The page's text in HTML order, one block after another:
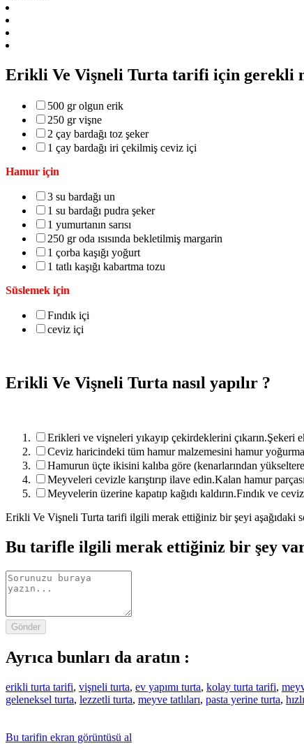
Erikli Ve Vişneli Turta tarifi için gerekli
500 gr olgun erik
250 gr vişne
2 çay bardağı toz şeker
1 çay bardağı iri çekilmiş ceviz içi
Hamur için
3 su bardağı un
1 su bardağı pudra şeker
1 yumurtanın sarısı
250 gr oda ısısında bekletilmiş margarin
1 çorba kaşığı yoğurt
1 tatlı kaşığı kabartma tozu
Süslemek için
Fındık içi
ceviz içi
Erikli Ve Vişneli Turta nasıl yapılır ?
Erikleri ve vişneleri yıkayıp çekirdeklerini çıkarın.Şekeri
Ceviz haricindeki tüm hamur malzemesini hamur
Hamurun üçte ikisini kalıba göre (kenarlarından
Meyveleri cevizle karıştırıp ilave edin.Kalan hamur
Meyvelerin üzerine kapatıp kağıdı kaldırın.Fındık ve
Erikli Ve Vişneli Turta tarifi ilgili merak ettiğiniz bir şeyi aşağıdaki
Bu tarifle ilgili merak ettiğiniz bir şey var
Gönder
Ayrıca bunları da aratın :
erikli turta tarifi, vişneli turta, ev yapımı turta, kolay turta tarifi,
geleneksel turta, lezzetli turta, meyve tatlıları, pasta yerine turta,
Bu tarifin ekran görüntüsü al